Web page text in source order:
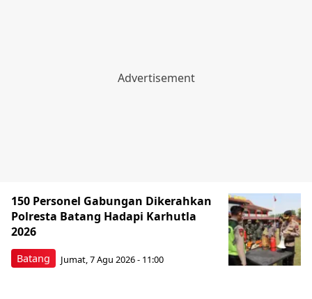
Batang
150 Personel Gabungan Dikerahkan
Polresta Batang Hadapi Karhutla
2026
Jumat, 7 Agu 2026 - 11:00